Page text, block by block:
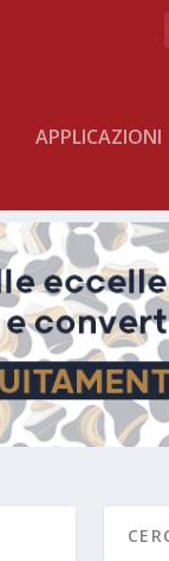
APPLICAZIONI